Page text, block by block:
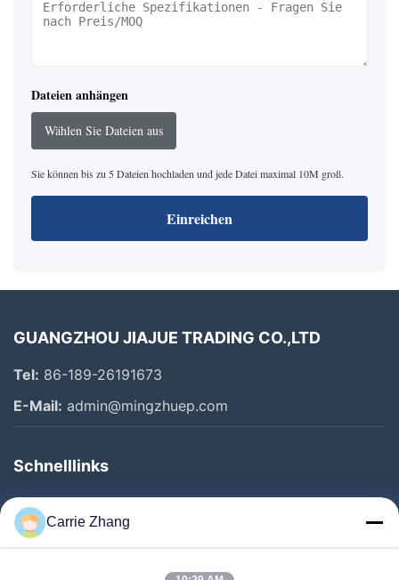
Dateien anhängen
Wählen Sie Dateien aus
Sie können bis zu 5 Dateien hochladen und jede Datei maximal 10M groß.
Einreichen
GUANGZHOU JIAJUE TRADING CO.,LTD
Tel: 86-189-26191673
E-Mail: admin@mingzhuep.com
Schnelllinks
Zu Hause
Produkte
Carrie Zhang